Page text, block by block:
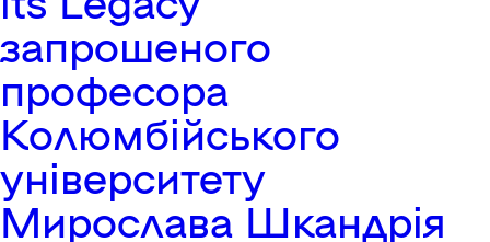
запрошеного
професора
Колюмбійського
університету
Мирослава Шкандрія